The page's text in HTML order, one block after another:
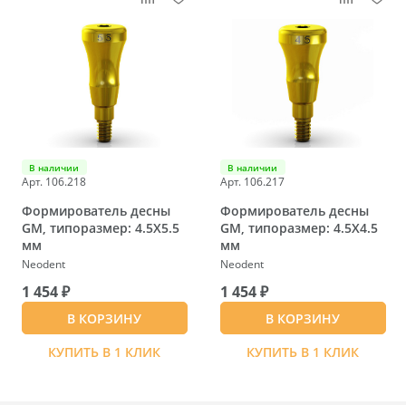
В наличии
Арт. 106.218
Формирователь десны
GM, типоразмер: 4.5X5.5
мм
Neodent
1 454 ₽
В КОРЗИНУ
КУПИТЬ В 1 КЛИК
В наличии
Арт. 106.217
Формирователь десны
GM, типоразмер: 4.5X4.5
мм
Neodent
1 454 ₽
В КОРЗИНУ
КУПИТЬ В 1 КЛИК